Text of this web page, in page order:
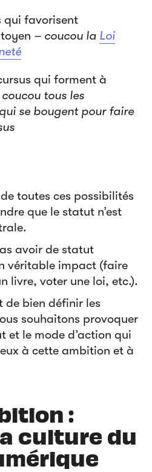
qui favorisent
– coucou la Loi
qui forment à
tous les
se bougent pour faire
toutes ces possibilités
que le statut n’est
avoir de statut
véritable impact (faire
livre, voter une loi, etc.).
de bien définir les
souhaitons provoquer
et le mode d’action qui
à cette ambition et à
:
culture du